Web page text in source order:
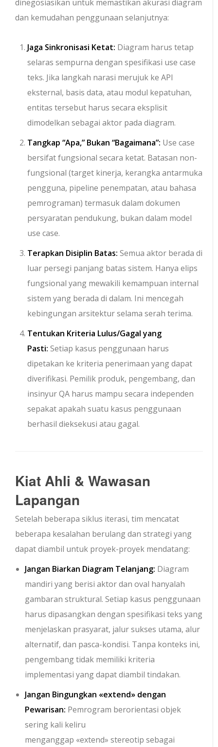
dinegosiasikan untuk memastikan akurasi diagram
dan kemudahan penggunaan selanjutnya:
Jaga Sinkronisasi Ketat: Diagram harus tetap
selaras sempurna dengan spesifikasi use case
teks. Jika langkah narasi merujuk ke API
eksternal, basis data, atau modul kepatuhan,
entitas tersebut harus secara eksplisit
dimodelkan sebagai aktor pada diagram.
Tangkap “Apa,” Bukan “Bagaimana”: Use case
bersifat fungsional secara ketat. Batasan non-
fungsional (target kinerja, kerangka antarmuka
pengguna, pipeline penempatan, atau bahasa
pemrograman) termasuk dalam dokumen
persyaratan pendukung, bukan dalam model
use case.
Terapkan Disiplin Batas: Semua aktor berada di
luar persegi panjang batas sistem. Hanya elips
fungsional yang mewakili kemampuan internal
sistem yang berada di dalam. Ini mencegah
kebingungan arsitektur selama serah terima.
Tentukan Kriteria Lulus/Gagal yang
Pasti: Setiap kasus penggunaan harus
dipetakan ke kriteria penerimaan yang dapat
diverifikasi. Pemilik produk, pengembang, dan
insinyur QA harus mampu secara independen
sepakat apakah suatu kasus penggunaan
berhasil dieksekusi atau gagal.
Kiat Ahli & Wawasan
Lapangan
Setelah beberapa siklus iterasi, tim mencatat
beberapa kesalahan berulang dan strategi yang
dapat diambil untuk proyek-proyek mendatang:
Jangan Biarkan Diagram Telanjang: Diagram
mandiri yang berisi aktor dan oval hanyalah
gambaran struktural. Setiap kasus penggunaan
harus dipasangkan dengan spesifikasi teks yang
menjelaskan prasyarat, jalur sukses utama, alur
alternatif, dan pasca-kondisi. Tanpa konteks ini,
pengembang tidak memiliki kriteria
implementasi yang dapat diambil tindakan.
Jangan Bingungkan «extend» dengan
Pewarisan: Pemrogram berorientasi objek
sering kali keliru
menganggap «extend» stereotip sebagai